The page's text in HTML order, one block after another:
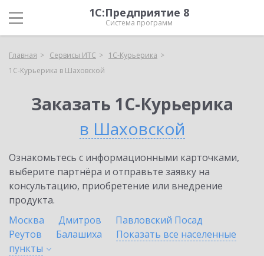
1С:Предприятие 8
Система программ
Главная Сервисы ИТС
1С-Курьерика
1С-Курьерика в Шаховской
Заказать 1С-Курьерика
в Шаховской
Ознакомьтесь с информационными карточками,
выберите партнёра и отправьте заявку на
консультацию, приобретение или внедрение
продукта.
Москва
Дмитров
Павловский Посад
Реутов
Балашиха
Показать все населенные
пункты